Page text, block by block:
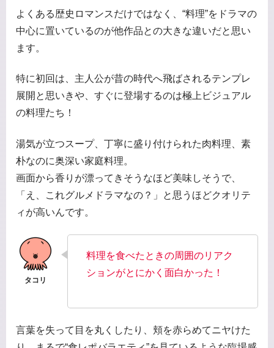
よくある歴史ロマンスだけではなく、“料理”をドラマの
中心に置いているのが他作品との大きな違いだと思い
ます。
特に初回は、主人公が昔の時代へ飛ばされるテンプレ
展開と思いきや、すぐに登場するのは極上ビジュアル
の料理たち！
湯気が立つスープ、丁寧に盛り付けられた肉料理、素
朴なのに奥深い家庭料理。
画面から香りが漂ってきそうなほど美味しそうで、
「え、これグルメドラマなの？」と思うほどクオリテ
ィが高いんです。
料理を食べたときの周囲のリアク
ションがとにかく面白かった！
言葉を失って目を丸くしたり、頬を赤らめてニヤけた